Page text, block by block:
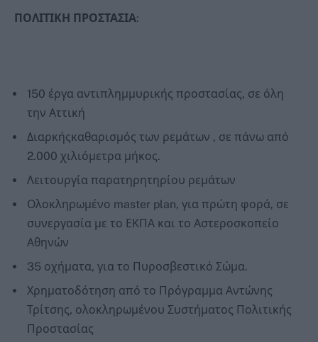
ΠΟΛΙΤΙΚΗ ΠΡΟΣΤΑΣΙΑ:
150 έργα αντιπλημμυρικής προστασίας, σε όλη
την Αττική
Διαρκήςκαθαρισμός των ρεμάτων , σε πάνω από
2.000 χιλιόμετρα μήκος.
Λειτουργία παρατηρητηρίου ρεμάτων
Ολοκληρωμένο master plan, για πρώτη φορά, σε
συνεργασία με το ΕΚΠΑ και το Αστεροσκοπείο
Αθηνών
35 οχήματα, για το Πυροσβεστικό Σώμα.
Χρηματοδότηση από το Πρόγραμμα Αντώνης
Τρίτσης, ολοκληρωμένου Συστήματος Πολιτικής
Προστασίας